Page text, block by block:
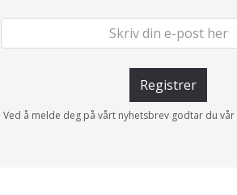
Registrer
Ved å melde deg på vårt nyhetsbrev godtar du vår